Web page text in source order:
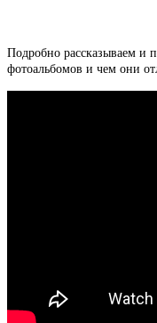
Подробно рассказываем и
фотоальбомов и чем они